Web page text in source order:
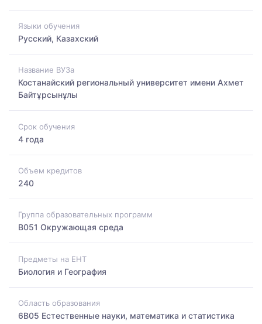
Языки обучения
Русский, Казахский
Название ВУЗа
Костанайский региональный университет имени Ахмет
Байтұрсынұлы
Срок обучения
4 года
Объем кредитов
240
Группа образовательных программ
B051 Окружающая среда
Предметы на ЕНТ
Биология и География
Область образования
6B05 Естественные науки, математика и статистика